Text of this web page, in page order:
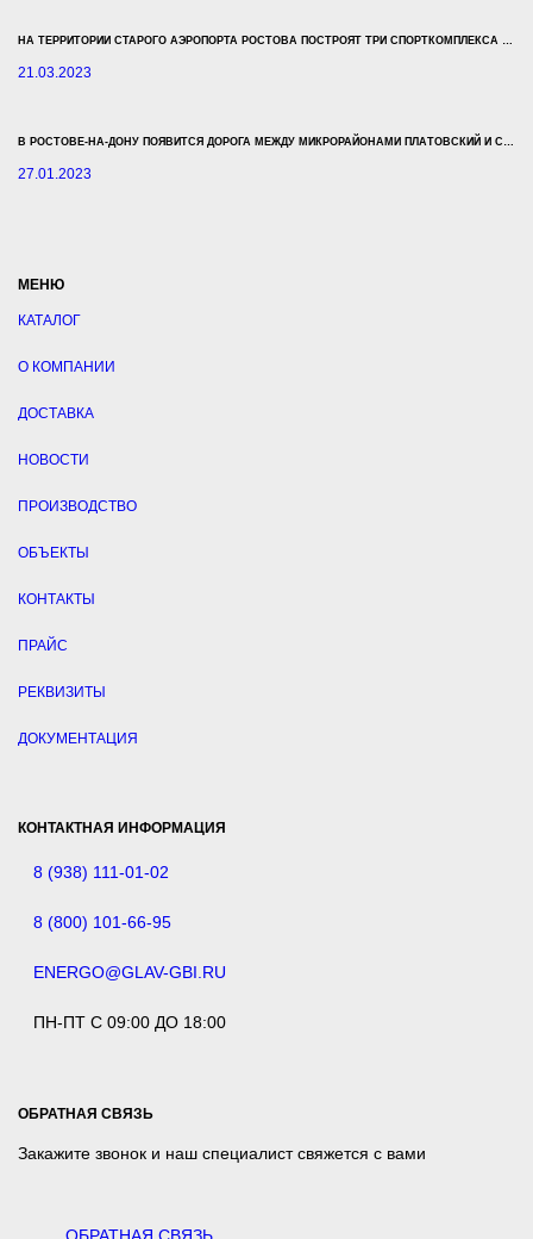
21.03.2023
27.01.2023
МЕНЮ
КАТАЛОГ
О КОМПАНИИ
ДОСТАВКА
НОВОСТИ
ПРОИЗВОДСТВО
ОБЪЕКТЫ
КОНТАКТЫ
ПРАЙС
РЕКВИЗИТЫ
ДОКУМЕНТАЦИЯ
КОНТАКТНАЯ ИНФОРМАЦИЯ
8 (938) 111-01-02
8 (800) 101-66-95
ENERGO@GLAV-GBI.RU
ПН-ПТ С 09:00 ДО 18:00
ОБРАТНАЯ СВЯЗЬ
Закажите звонок и наш специалист свяжется с вами